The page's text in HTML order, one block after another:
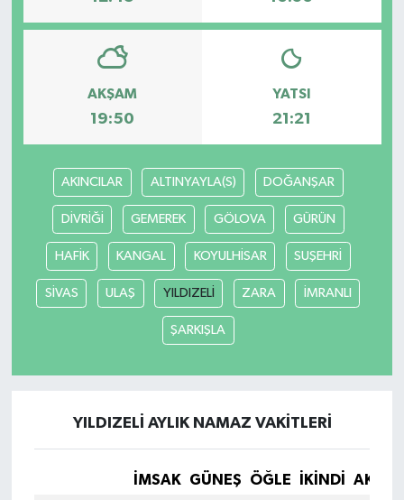
AKŞAM
19:50
YATSI
21:21
AKINCILAR ALTINYAYLA(S) DOĞANŞAR
DİVRİĞİ GEMEREK GÖLOVA GÜRÜN
HAFİK KANGAL KOYULHİSAR SUŞEHRİ
SİVAS ULAŞ YILDIZELİ ZARA İMRANLI
ŞARKIŞLA
YILDIZELİ AYLIK NAMAZ VAKITLERI
İMSAK GÜNEŞ ÖĞLE İKINDI
Bulanık
Malazgirt
Varto